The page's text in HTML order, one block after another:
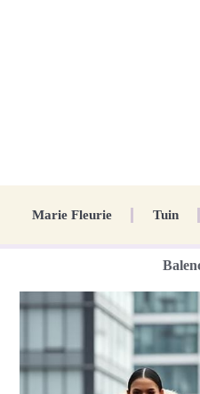
Marie Fleurie Tuin